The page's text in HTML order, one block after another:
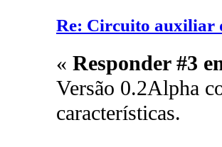
Re: Circuito auxiliar
« Responder #3
Versão 0.2Alpha
características.